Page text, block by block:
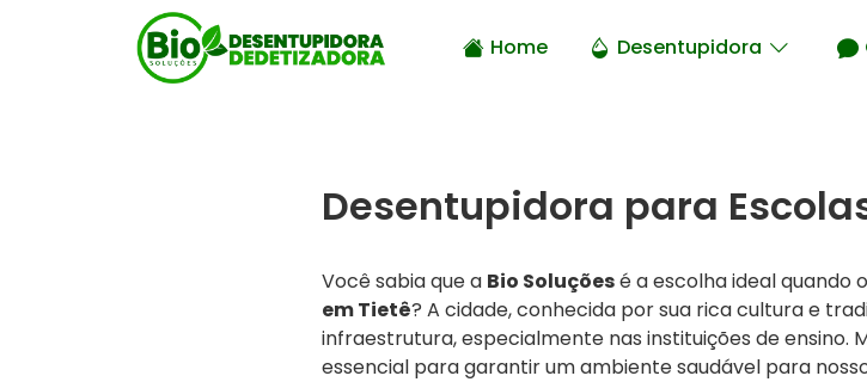
Home Desentupidora
Desentupidora para
Você sabia que a Bio Soluçõesé a escolha ideal quando
em Tietê? A cidade, conhecida por sua rica cultura e
infraestrutura, especialmente nas instituições de ensino.
essencial para garantir um ambiente saudável para